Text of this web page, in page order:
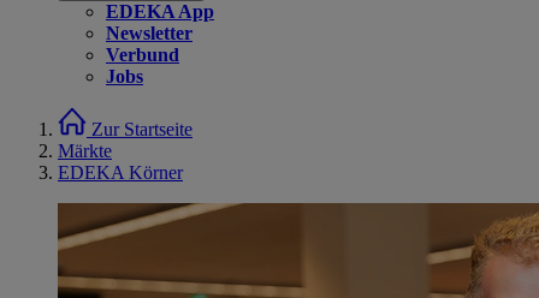
EDEKA App
Newsletter
Verbund
Jobs
Zur Startseite
Märkte
EDEKA Körner